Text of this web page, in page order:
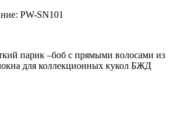
PW-SN101
парик –боб с прямыми волосами из
для коллекционных кукол БЖД